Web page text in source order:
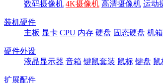
数码摄像机 4K摄像机 高清摄像机 运动
装机硬件
主板 显卡 CPU 内存 硬盘 固态硬盘 机箱
硬件外设
液晶显示器 音箱 键鼠套装 鼠标 键盘 鼠
扩展配件